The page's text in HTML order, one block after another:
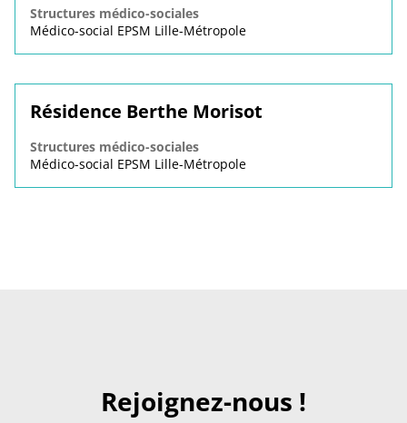
Structures médico-sociales
Médico-social EPSM Lille-Métropole
Résidence Berthe Morisot
Structures médico-sociales
Médico-social EPSM Lille-Métropole
Rejoignez-nous !